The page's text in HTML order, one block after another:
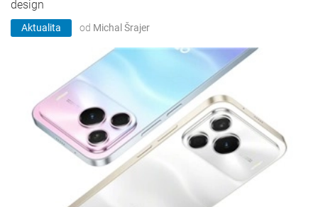
design
Aktualita od Michal Šrajer